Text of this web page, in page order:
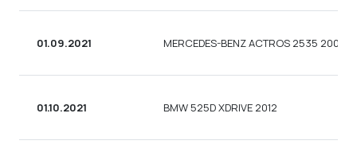
01.09.2021 MERCEDES-BENZ ACTROS 2535 2001
01.10.2021 BMW 525D XDRIVE 2012